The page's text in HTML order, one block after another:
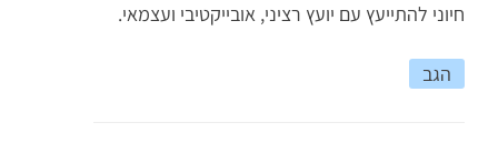
חיוני להתייעץ עם יועץ רציני, אובייקטיבי ועצמאי.
הגב